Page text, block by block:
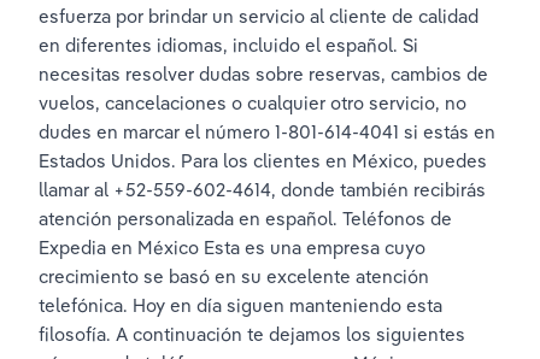
esfuerza por brindar un servicio al cliente de calidad
en diferentes idiomas, incluido el español. Si
necesitas resolver dudas sobre reservas, cambios de
vuelos, cancelaciones o cualquier otro servicio, no
dudes en marcar el número 1-801-614-4041 si estás en
Estados Unidos. Para los clientes en México, puedes
llamar al +52-559-602-4614, donde también recibirás
atención personalizada en español. Teléfonos de
Expedia en México Esta es una empresa cuyo
crecimiento se basó en su excelente atención
telefónica. Hoy en día siguen manteniendo esta
filosofía. A continuación te dejamos los siguientes